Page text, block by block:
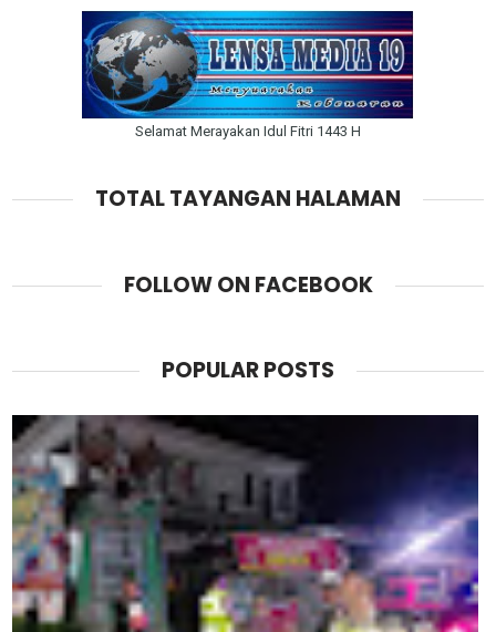
Selamat Merayakan Idul Fitri 1443 H
TOTAL TAYANGAN HALAMAN
FOLLOW ON FACEBOOK
POPULAR POSTS